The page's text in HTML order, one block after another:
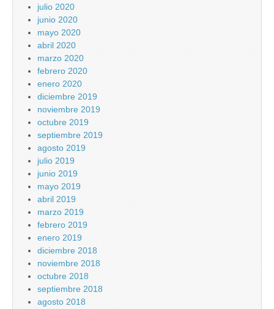
julio 2020
junio 2020
mayo 2020
abril 2020
marzo 2020
febrero 2020
enero 2020
diciembre 2019
noviembre 2019
octubre 2019
septiembre 2019
agosto 2019
julio 2019
junio 2019
mayo 2019
abril 2019
marzo 2019
febrero 2019
enero 2019
diciembre 2018
noviembre 2018
octubre 2018
septiembre 2018
agosto 2018